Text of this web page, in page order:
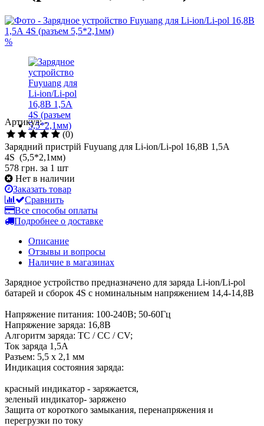
%
Артикул: -
(0)
Зарядний пристрій Fuyuang для Li-ion/Li-pol 16,8В 1,5А
4S (5,5*2,1мм)
578 грн. за 1 шт
Нет в наличии
Заказать товар
Сравнить
Все способы оплаты
Подробнее о доставке
Описание
Отзывы и вопросы
Наличие в магазинах
Зарядное устройство предназначено для заряда Li-ion/Li-pol
батарей и сборок 4S с номинальным напряжением 14,4-14,8В
Напряжение питания: 100-240В; 50-60Гц
Напряжение заряда: 16,8В
Алгоритм заряда: ТС / CC / CV;
Ток заряда 1,5А
Разъем: 5,5 х 2,1 мм
Индикация состояния заряда:
красный индикатор - заряжается,
зеленый индикатор- заряжено
Защита от короткого замыкания, перенапряжения и
перегрузки по току